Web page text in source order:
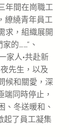
年間在崗職工
繚繞青年員工
求，組織展開
的……”、
家人·共赴新
先生，以及
候和關愛，深
同時停止，
、冬送暖和、
起了員工凝集